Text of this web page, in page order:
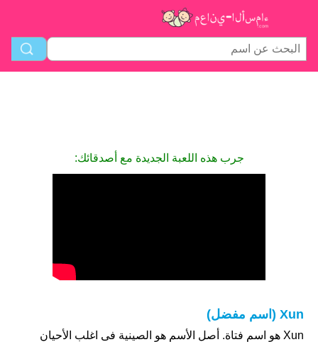
جرب هذه اللعبة الجديدة مع أصدقائك:
Xun (اسم مفضل)
Xun هو اسم فتاة. أصل الأسم هو الصينية فى اغلب الأحيان